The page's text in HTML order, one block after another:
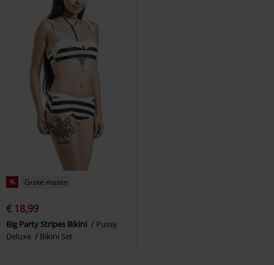
% Grote maten
€ 18,99
Big Party Stripes Bikini
Pussy
Deluxe
Bikini Set